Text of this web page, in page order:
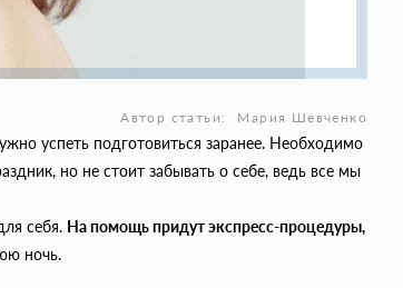
Автор статьи: Мария Шевченко
успеть подготовиться заранее. Необходимо
но не стоит забывать о себе, ведь все мы
себя. На помощь придут экспресс-процедуры,
ночь.